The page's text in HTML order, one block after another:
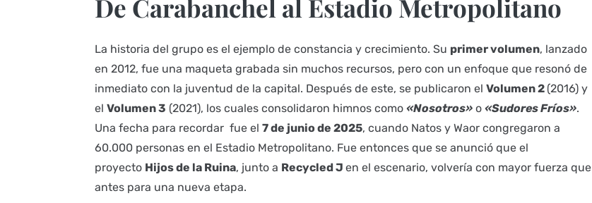
De Carabanchel al Estadio Metropolitano
La historia del grupo es el ejemplo de constancia y crecimiento. Su primer volumen, lanzado
en 2012, fue una maqueta grabada sin muchos recursos, pero con un enfoque que resonó de
inmediato con la juventud de la capital. Después de este, se publicaron elVolumen 2 (2016) y
elVolumen 3 (2021), los cuales consolidaron himnos como«Nosotros» o«Sudores Fríos».
Una fecha para recordar fue el7 de junio de 2025, cuando Natos y Waor congregaron a
60.000 personas en el Estadio Metropolitano. Fue entonces que se anunció que el
proyecto Hijos de la Ruina, junto a Recycled Jen el escenario, volvería con mayor fuerza que
antes para una nueva etapa.